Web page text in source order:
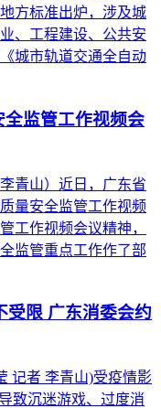
方标准出炉，涉及城
、工程建设、公共安
城市轨道交通全自动
全监管工作视频会
青山）近日，广东省
量安全监管工作视频
工作视频会议精神，
监管重点工作作了部
受限 广东消委会约
记者 李青山)受疫情影
致沉迷游戏、过度消